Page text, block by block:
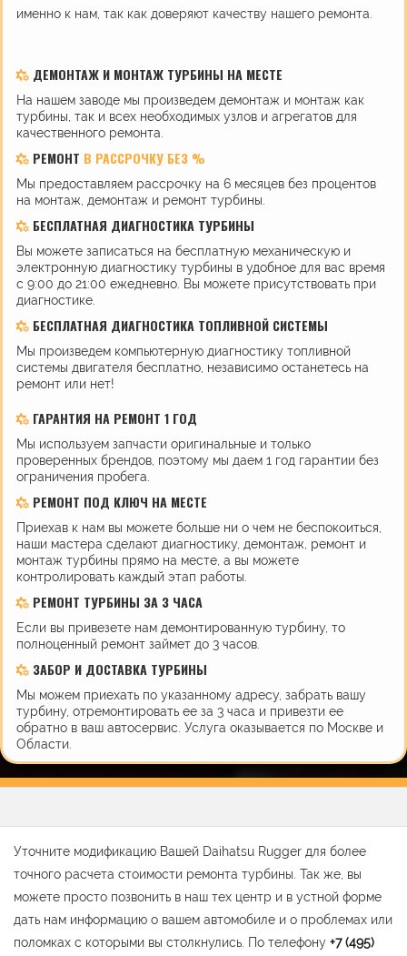
именно к нам, так как доверяют качеству нашего ремонта.
ДЕМОНТАЖ И МОНТАЖ ТУРБИНЫ НА МЕСТЕ
На нашем заводе мы произведем демонтаж и монтаж как
турбины, так и всех необходимых узлов и агрегатов для
качественного ремонта.
РЕМОНТ В РАССРОЧКУ БЕЗ %
Мы предоставляем рассрочку на 6 месяцев без процентов
на монтаж, демонтаж и ремонт турбины.
БЕСПЛАТНАЯ ДИАГНОСТИКА ТУРБИНЫ
Вы можете записаться на бесплатную механическую и
электронную диагностику турбины в удобное для вас время
с 9:00 до 21:00 ежедневно. Вы можете присутствовать при
диагностике.
БЕСПЛАТНАЯ ДИАГНОСТИКА ТОПЛИВНОЙ СИСТЕМЫ
Мы произведем компьютерную диагностику топливной
системы двигателя бесплатно, независимо останетесь на
ремонт или нет!
ГАРАНТИЯ НА РЕМОНТ 1 ГОД
Мы используем запчасти оригинальные и только
проверенных брендов, поэтому мы даем 1 год гарантии без
ограничения пробега.
РЕМОНТ ПОД КЛЮЧ НА МЕСТЕ
Приехав к нам вы можете больше ни о чем не беспокоиться,
наши мастера сделают диагностику, демонтаж, ремонт и
монтаж турбины прямо на месте, а вы можете
контролировать каждый этап работы.
РЕМОНТ ТУРБИНЫ ЗА 3 ЧАСА
Если вы привезете нам демонтированную турбину, то
полноценный ремонт займет до 3 часов.
ЗАБОР И ДОСТАВКА ТУРБИНЫ
Мы можем приехать по указанному адресу, забрать вашу
турбину, отремонтировать ее за 3 часа и привезти ее
обратно в ваш автосервис. Услуга оказывается по Москве и
Области.
Уточните модификацию Вашей Daihatsu Rugger для более
точного расчета стоимости ремонта турбины. Так же, вы
можете просто позвонить в наш тех центр и в устной форме
дать нам информацию о вашем автомобиле и о проблемах или
поломках с которыми вы столкнулись. По телефону +7 (495)